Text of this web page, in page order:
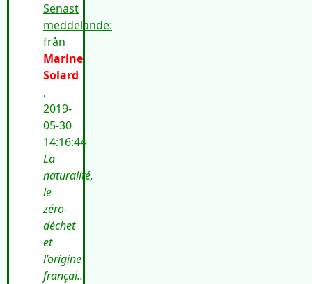
Senast
meddelande:
från
Marine
Solard
,
2019-
05-30
14:16:44
La
naturalité,
le
zéro-
déchet
et
l’origine
françai...